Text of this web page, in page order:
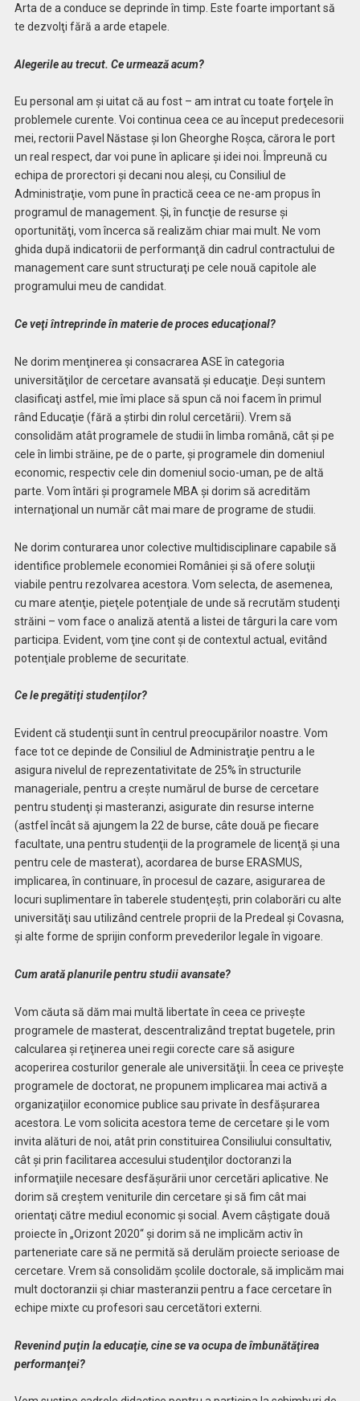
Arta de a conduce se deprinde în timp. Este foarte important să
te dezvolţi fără a arde etapele.
Alegerile au trecut. Ce urmează acum?
Eu personal am şi uitat că au fost – am intrat cu toate forţele în
problemele curente. Voi continua ceea ce au început predecesorii
mei, rectorii Pavel Năstase şi Ion Gheorghe Roşca, cărora le port
un real respect, dar voi pune în aplicare şi idei noi. Împreună cu
echipa de prorectori şi decani nou aleşi, cu Consiliul de
Administraţie, vom pune în practică ceea ce ne-am propus în
programul de management. Şi, în funcţie de resurse şi
oportunităţi, vom încerca să realizăm chiar mai mult. Ne vom
ghida după indicatorii de performanţă din cadrul contractului de
management care sunt structuraţi pe cele nouă capitole ale
programului meu de candidat.
Ce veţi întreprinde în materie de proces educaţional?
Ne dorim menţinerea şi consacrarea ASE în categoria
universităţilor de cercetare avansată şi educaţie. Deşi suntem
clasificaţi astfel, mie îmi place să spun că noi facem în primul
rând Educaţie (fără a ştirbi din rolul cercetării). Vrem să
consolidăm atât programele de studii în limba română, cât şi pe
cele în limbi străine, pe de o parte, şi programele din domeniul
economic, respectiv cele din domeniul socio-uman, pe de altă
parte. Vom întări şi programele MBA şi dorim să acredităm
internaţional un număr cât mai mare de programe de studii.
Ne dorim conturarea unor colective multidisciplinare capabile să
identifice problemele economiei României şi să ofere soluţii
viabile pentru rezolvarea acestora. Vom selecta, de asemenea,
cu mare atenţie, pieţele potenţiale de unde să recrutăm studenţi
străini – vom face o analiză atentă a listei de târguri la care vom
participa. Evident, vom ţine cont şi de contextul actual, evitând
potenţiale probleme de securitate.
Ce le pregătiţi studenţilor?
Evident că studenţii sunt în centrul preocupărilor noastre. Vom
face tot ce depinde de Consiliul de Administraţie pentru a le
asigura nivelul de reprezentativitate de 25% în structurile
manageriale, pentru a creşte numărul de burse de cercetare
pentru studenţi şi masteranzi, asigurate din resurse interne
(astfel încât să ajungem la 22 de burse, câte două pe fiecare
facultate, una pentru studenţii de la programele de licenţă şi una
pentru cele de masterat), acordarea de burse ERASMUS,
implicarea, în continuare, în procesul de cazare, asigurarea de
locuri suplimentare în taberele studenţeşti, prin colaborări cu alte
universităţi sau utilizând centrele proprii de la Predeal şi Covasna,
şi alte forme de sprijin conform prevederilor legale în vigoare.
Cum arată planurile pentru studii avansate?
Vom căuta să dăm mai multă libertate în ceea ce priveşte
programele de masterat, descentralizând treptat bugetele, prin
calcularea şi reţinerea unei regii corecte care să asigure
acoperirea costurilor generale ale universităţii. În ceea ce priveşte
programele de doctorat, ne propunem implicarea mai activă a
organizaţiilor economice publice sau private în desfăşurarea
acestora. Le vom solicita acestora teme de cercetare şi le vom
invita alături de noi, atât prin constituirea Consiliului consultativ,
cât şi prin facilitarea accesului studenţilor doctoranzi la
informaţiile necesare desfăşurării unor cercetări aplicative. Ne
dorim să creştem veniturile din cercetare şi să fim cât mai
orientaţi către mediul economic şi social. Avem câştigate două
proiecte în „Orizont 2020“ şi dorim să ne implicăm activ în
parteneriate care să ne permită să derulăm proiecte serioase de
cercetare. Vrem să consolidăm şcolile doctorale, să implicăm mai
mult doctoranzii şi chiar masteranzii pentru a face cercetare în
echipe mixte cu profesori sau cercetători externi.
Revenind puţin la educaţie, cine se va ocupa de îmbunătăţirea
performanţei?